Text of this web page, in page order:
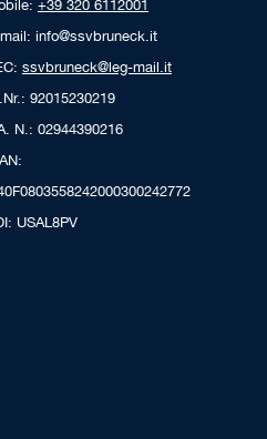
+39 320 6112001
info@ssvbruneck.it
ssvbruneck@leg-mail.it
92015230219
N.: 02944390216
USAL8PV